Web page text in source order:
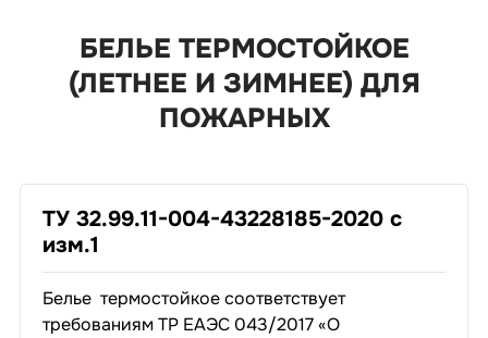
БЕЛЬЕ ТЕРМОСТОЙКОЕ
(ЛЕТНЕЕ И ЗИМНЕЕ) ДЛЯ
ПОЖАРНЫХ
ТУ 32.99.11-004-43228185-2020 с
изм.1
Белье термостойкое соответствует
требованиям ТР ЕАЭС 043/2017 «О